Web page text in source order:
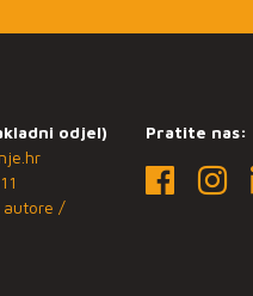
odjel)
autore /
Pratite nas: